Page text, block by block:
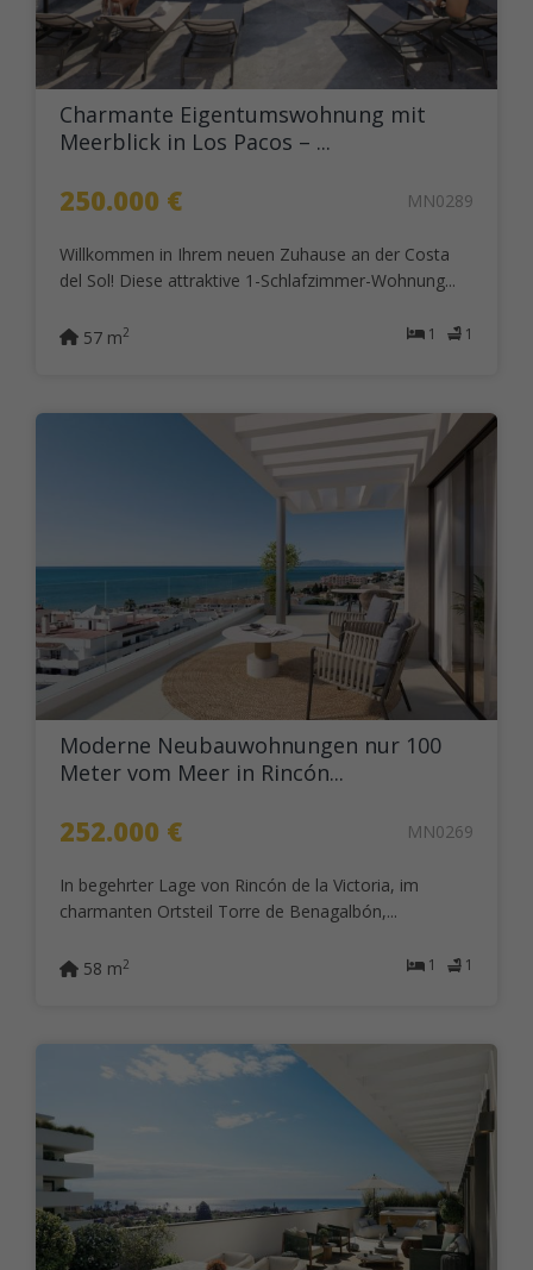
Charmante Eigentumswohnung mit
Meerblick in Los Pacos – ...
250.000 € MN0289
Willkommen in Ihrem neuen Zuhause an der Costa
del Sol! Diese attraktive 1-Schlafzimmer-Wohnung...
1 1
57 m2
Moderne Neubauwohnungen nur 100
Meter vom Meer in Rincón...
252.000 € MN0269
In begehrter Lage von Rincón de la Victoria, im
charmanten Ortsteil Torre de Benagalbón,...
1 1
58 m2